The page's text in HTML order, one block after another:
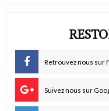
Retrouvez nous sur
Suivez nous sur